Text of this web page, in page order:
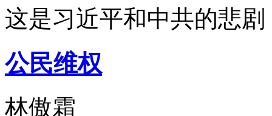
这是习近平和中共的悲
公民维权
林傲霜